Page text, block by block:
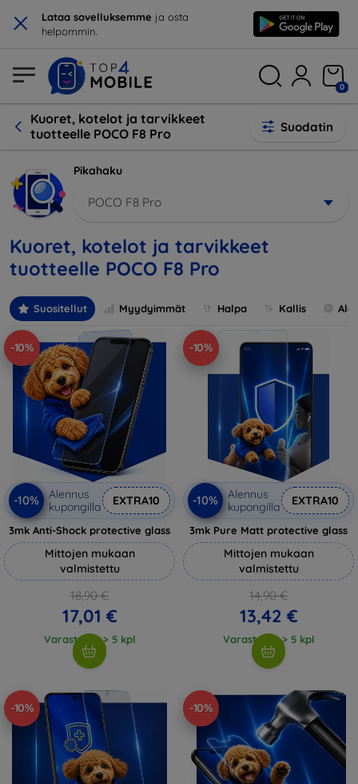
× Lataa sovelluksemme ja osta
helpommin.
0
Kuoret, kotelot ja tarvikkeet
tuotteelle POCO F8 Pro
Suodatin
Pikahaku
POCO F8 Pro
Kuoret, kotelot ja tarvikkeet
tuotteelle POCO F8 Pro
Suositellut Myydyimmät Halpa Kallis
-10%
-10%
Alennus
kupongilla
EXTRA10
3mk Anti-Shock protective glass
Mittojen mukaan
valmistettu
18,90 €
17,01 €
Varastossa > 5 kpl
-10%
-10%
Alennus
kupongilla
EXTRA10
3mk Pure Matt protective glass
Mittojen mukaan
valmistettu
14,90 €
13,42 €
Varastossa > 5 kpl
-10% -10%